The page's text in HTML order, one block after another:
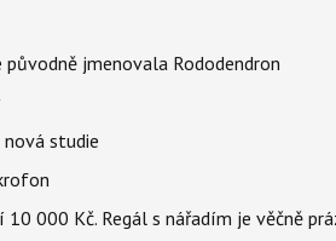
jmenovala Rododendron
studie
000 Kč. Regál s nářadím je věčně